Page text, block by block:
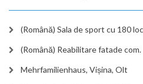
(Română) Sala de sport cu 180
(Română) Reabilitare fatade
Mehrfamilienhaus, Vișina, Olt